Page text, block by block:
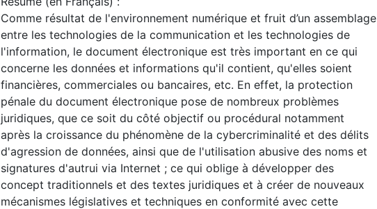
Comme résultat de l'environnement numérique et fruit d’un assemblage
entre les technologies de la communication et les technologies de
l'information, le document électronique est très important en ce qui
concerne les données et informations qu'il contient, qu'elles soient
financières, commerciales ou bancaires, etc. En effet, la protection
pénale du document électronique pose de nombreux problèmes
juridiques, que ce soit du côté objectif ou procédural notamment
après la croissance du phénomène de la cybercriminalité et des délits
d'agression de données, ainsi que de l'utilisation abusive des noms et
signatures d'autrui via Internet ; ce qui oblige à développer des
concept traditionnels et des textes juridiques et à créer de nouveaux
mécanismes législatives et techniques en conformité avec cette